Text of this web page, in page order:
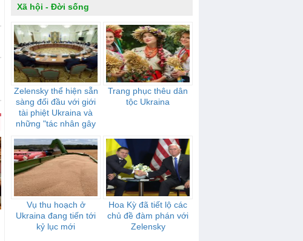
Xã hội - Đời sống
Zelensky thể hiện sẵn
sàng đối đầu với giới
tài phiệt Ukraina và
những "tác nhân gây
Trang phục thêu dân
tộc Ukraina
Vụ thu hoạch ở
Ukraina đang tiến tới
kỷ lục mới
Hoa Kỳ đã tiết lộ các
chủ đề đàm phán với
Zelensky